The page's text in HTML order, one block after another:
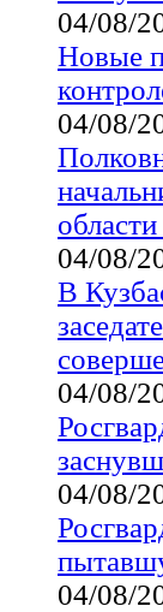
04/08/
Новые
04/08/
04/08/
В
04/08/
04/08/
04/08/